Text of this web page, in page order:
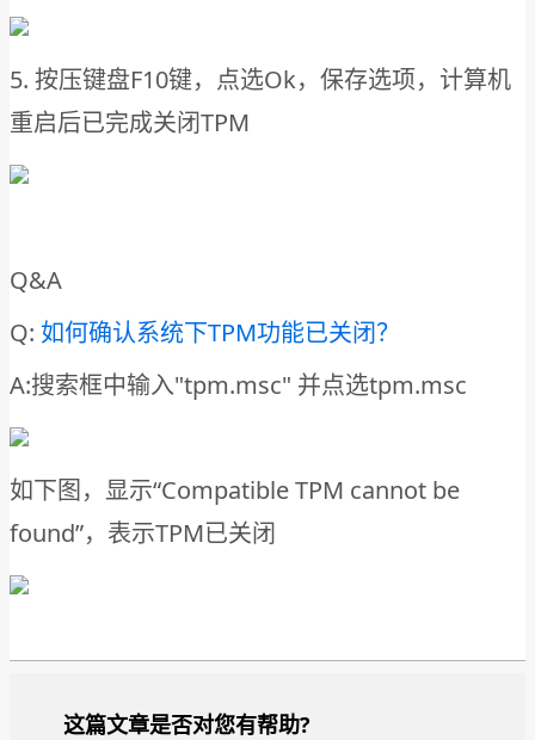
5. 按压键盘F10键，点选Ok，保存选项，计算机
重启后已完成关闭TPM
Q&A
Q: 如何确认系统下TPM功能已关闭？
A:搜索框中输入"tpm.msc" 并点选tpm.msc
如下图，显示“Compatible TPM cannot be
found”，表示TPM已关闭
这篇文章是否对您有帮助?